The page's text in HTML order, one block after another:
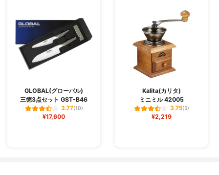
GLOBAL(グローバル)
三徳3点セット GST-B46
3.77(10)
¥17,600
Kalita(カリタ)
ミニミル 42005
3.75(5)
¥2,219